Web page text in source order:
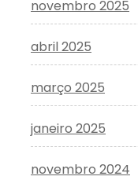
novembro 2025
abril 2025
março 2025
janeiro 2025
novembro 2024